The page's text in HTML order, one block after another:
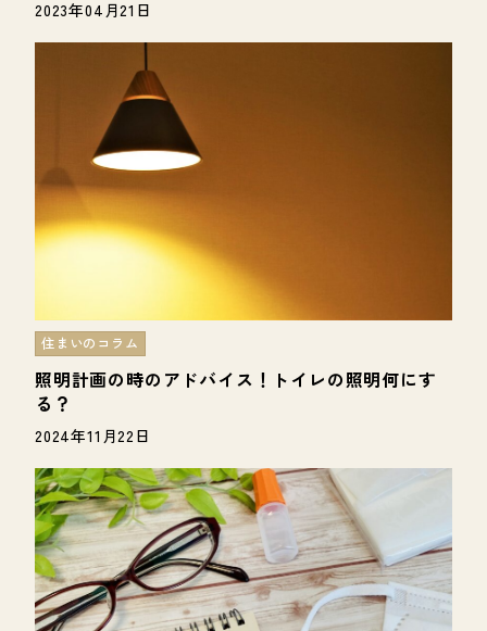
2023年04月21日
照明計画の時のアドバイス！トイレの照明何にす
る？
住まいのコラム
2024年11月22日